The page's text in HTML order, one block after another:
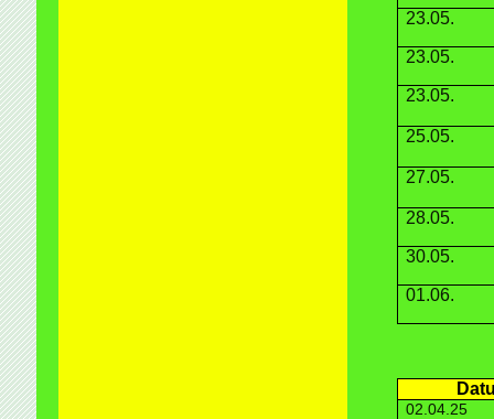
23.05.
23.05.
23.05.
25.05.
27.05.
28.05.
30.05.
01.06.
02.04.25